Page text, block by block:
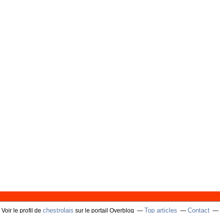
Voir le profil de chestrolais sur le portail Overblog Top articles Contact